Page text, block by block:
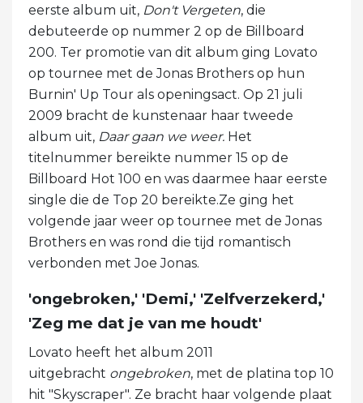
eerste album uit, Don't Vergeten, die
debuteerde op nummer 2 op de Billboard
200. Ter promotie van dit album ging Lovato
op tournee met de Jonas Brothers op hun
Burnin' Up Tour als openingsact. Op 21 juli
2009 bracht de kunstenaar haar tweede
album uit, Daar gaan we weer. Het
titelnummer bereikte nummer 15 op de
Billboard Hot 100 en was daarmee haar eerste
single die de Top 20 bereikte.Ze ging het
volgende jaar weer op tournee met de Jonas
Brothers en was rond die tijd romantisch
verbonden met Joe Jonas.
'ongebroken,' 'Demi,' 'Zelfverzekerd,'
'Zeg me dat je van me houdt'
Lovato heeft het album 2011
uitgebracht ongebroken, met de platina top 10
hit "Skyscraper". Ze bracht haar volgende plaat